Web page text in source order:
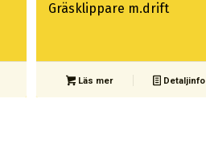
Gräsklippare m.drift
Läs mer Detaljinfo